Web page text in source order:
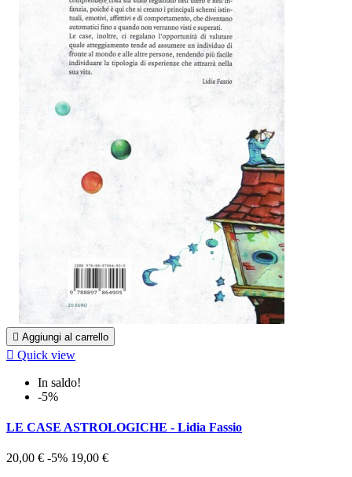
 Aggiungi al carrello
 Quick view
In saldo!
-5%
LE CASE ASTROLOGICHE - Lidia Fassio
20,00 € -5% 19,00 €